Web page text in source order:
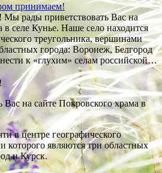
принимаем!
рады приветствовать Вас на
в селе Кунье. Наше село находится
треугольника, вершинами
города: Воронеж, Белгород
к «глухим» селам российской…
на сайте Покровского храма в
в центре географического
которого являются три областных
и Курск.